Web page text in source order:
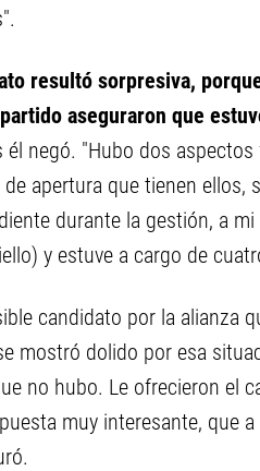
resultó sorpresiva,
aseguraron que
él negó. "Hubo dos
apertura que tienen ellos,
durante la gestión, a
y estuve a cargo de
candidato por la alianza
mostró dolido por esa
no hubo. Le ofrecieron el
muy interesante, que